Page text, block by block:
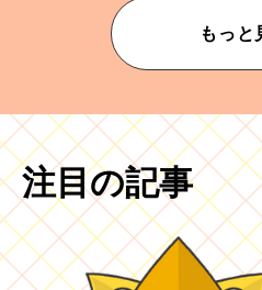
もっと
注目の記事